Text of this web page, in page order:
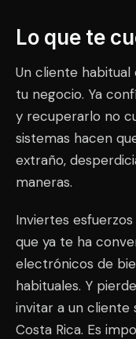
Lo que te
Un cliente habitual
tu negocio. Ya
y recuperarlo no
sistemas hacen
extraño,
maneras.
Inviertes
que ya te ha
electrónicos de
habituales. Y
invitar a un cliente
Costa Rica. Es